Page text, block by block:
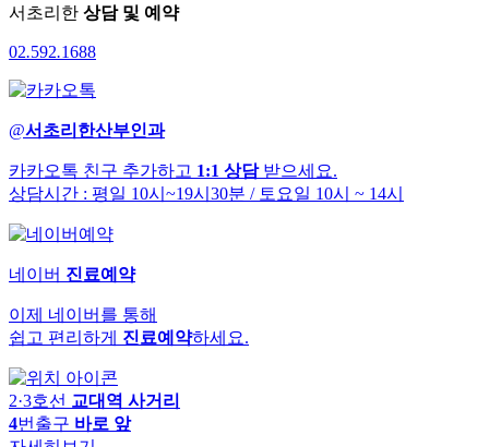
서초리한 상담 및 예약
02.592.1688
@서초리한산부인과
카카오톡 친구 추가하고 1:1 상담받으세요.
상담시간 : 평일 10시~19시30분 / 토요일 10시 ~ 14시
네이버 진료예약
이제 네이버를 통해
쉽고 편리하게 진료예약하세요.
2·3호선 교대역 사거리
4번출구 바로 앞